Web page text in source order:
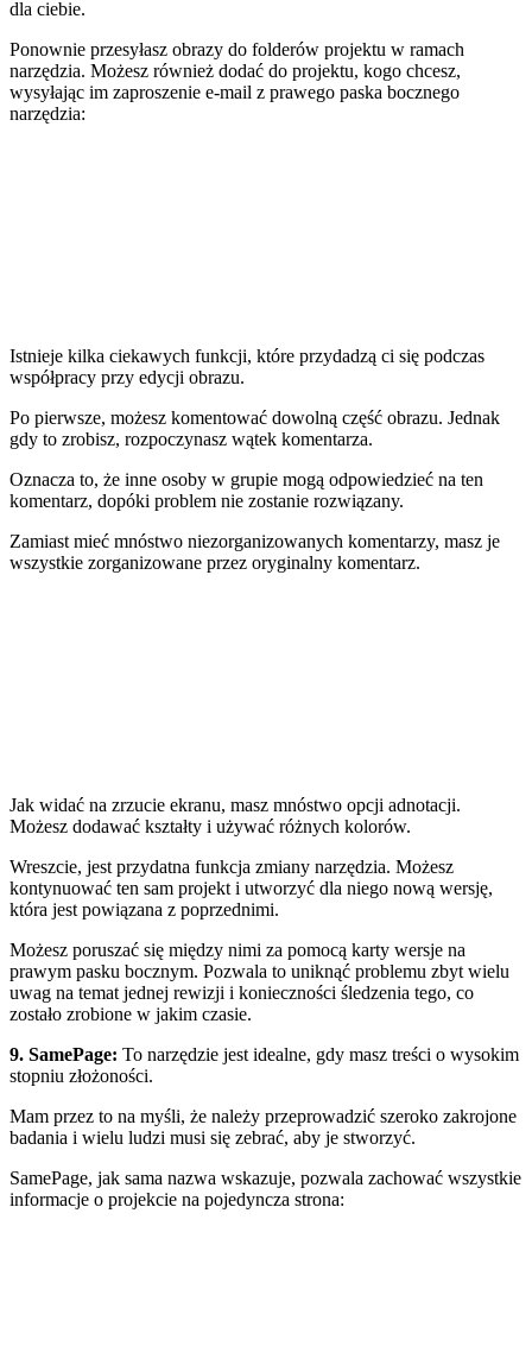
dla ciebie.
Ponownie przesyłasz obrazy do folderów projektu w ramach
narzędzia. Możesz również dodać do projektu, kogo chcesz,
wysyłając im zaproszenie e-mail z prawego paska bocznego
narzędzia:
Istnieje kilka ciekawych funkcji, które przydadzą ci się podczas
współpracy przy edycji obrazu.
Po pierwsze, możesz komentować dowolną część obrazu. Jednak
gdy to zrobisz, rozpoczynasz wątek komentarza.
Oznacza to, że inne osoby w grupie mogą odpowiedzieć na ten
komentarz, dopóki problem nie zostanie rozwiązany.
Zamiast mieć mnóstwo niezorganizowanych komentarzy, masz je
wszystkie zorganizowane przez oryginalny komentarz.
Jak widać na zrzucie ekranu, masz mnóstwo opcji adnotacji.
Możesz dodawać kształty i używać różnych kolorów.
Wreszcie, jest przydatna funkcja zmiany narzędzia. Możesz
kontynuować ten sam projekt i utworzyć dla niego nową wersję,
która jest powiązana z poprzednimi.
Możesz poruszać się między nimi za pomocą karty wersje na
prawym pasku bocznym. Pozwala to uniknąć problemu zbyt wielu
uwag na temat jednej rewizji i konieczności śledzenia tego, co
zostało zrobione w jakim czasie.
9. SamePage: To narzędzie jest idealne, gdy masz treści o wysokim
stopniu złożoności.
Mam przez to na myśli, że należy przeprowadzić szeroko zakrojone
badania i wielu ludzi musi się zebrać, aby je stworzyć.
SamePage, jak sama nazwa wskazuje, pozwala zachować wszystkie
informacje o projekcie na pojedyncza strona: